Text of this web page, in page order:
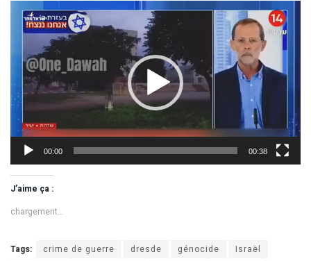
Lecteur
vidéo
00:00 00:38
J’aime ça :
chargement…
Tags: crime de guerre dresde génocide
Israël